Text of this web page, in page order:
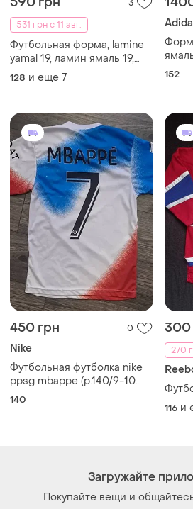
3
531 грн с 11 авг.
Футбольная форма, lamine
yamal 19, ламин ямаль 19,
детская футбольная форма.
128 и еще 7 152
450 грн 0
Nike
Футбольная футболка nike
ppsg mbappe (р.140/9-10
лет)
140
300
270
116 и
Загружайте
Покупайте вещи и